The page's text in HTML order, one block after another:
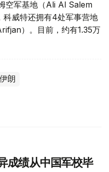
空军基地（Ali Al Salem
威特还拥有4处军事营地
）。目前，约有1.35万
伊朗
成绩从中国军校毕